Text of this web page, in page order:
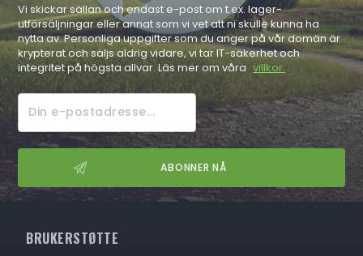
Vi skickar sällan och endast e-post om t.ex. lager-
utförsäljningar eller annat som vi vet att ni skulle kunna ha
nytta av. Personliga uppgifter som du anger på vår domän är
krypterat och säljs aldrig vidare, vi tar IT-säkerhet och
integritet på högsta allvar. Läs mer om våra villkor.
BRUKERSTØTTE